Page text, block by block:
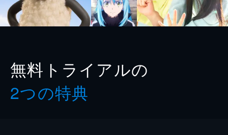
無料トライアルの
2つの特典